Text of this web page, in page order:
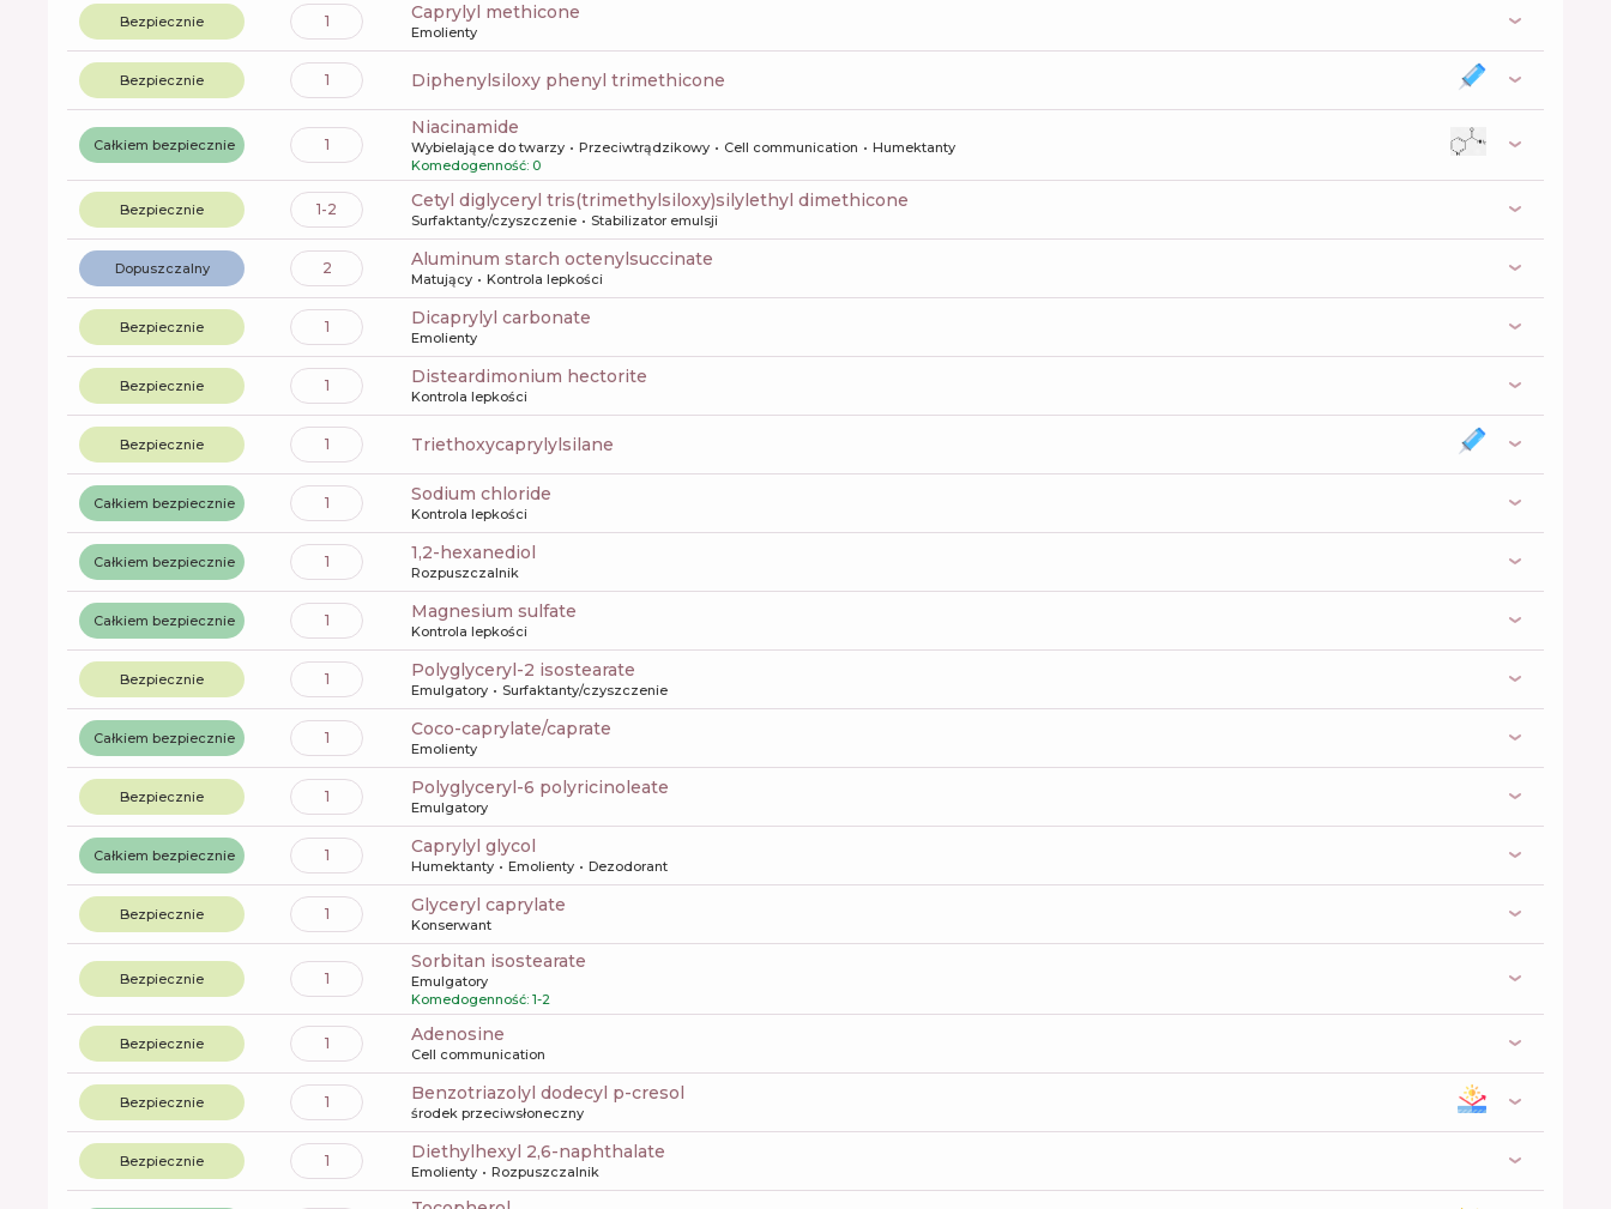
Bezpiecznie 1 caprylyl methicone
Emolienty
Bezpiecznie 1 diphenylsiloxy phenyl trimethicone
Całkiem bezpiecznie 1
niacinamide
Wybielające do twarzy Przeciwtrądzikowy Cell communication
Humektanty
Komedogenność: 0
Bezpiecznie 1-2 cetyl diglyceryl tris(trimethylsiloxy)silylethyl dimethicone
Surfaktanty/czyszczenie Stabilizator emulsji
Dopuszczalny 2 aluminum starch octenylsuccinate
Matujący Kontrola lepkości
Bezpiecznie 1 dicaprylyl carbonate
Emolienty
Bezpiecznie 1 disteardimonium hectorite
Kontrola lepkości
Bezpiecznie 1 triethoxycaprylylsilane
Całkiem bezpiecznie 1 sodium chloride
Kontrola lepkości
Całkiem bezpiecznie 1 1,2-hexanediol
Rozpuszczalnik
Całkiem bezpiecznie 1 magnesium sulfate
Kontrola lepkości
Bezpiecznie 1 polyglyceryl-2 isostearate
Emulgatory Surfaktanty/czyszczenie
Całkiem bezpiecznie 1 coco-caprylate/caprate
Emolienty
Bezpiecznie 1 polyglyceryl-6 polyricinoleate
Emulgatory
Całkiem bezpiecznie 1 caprylyl glycol
Humektanty Emolienty Dezodorant
Bezpiecznie 1 glyceryl caprylate
Konserwant
Bezpiecznie 1
sorbitan isostearate
Emulgatory
Komedogenność: 1-2
Bezpiecznie 1 Adenosine
Cell communication
Bezpiecznie 1 benzotriazolyl dodecyl p-cresol
środek przeciwsłoneczny
Bezpiecznie 1 diethylhexyl 2,6-naphthalate
Emolienty Rozpuszczalnik